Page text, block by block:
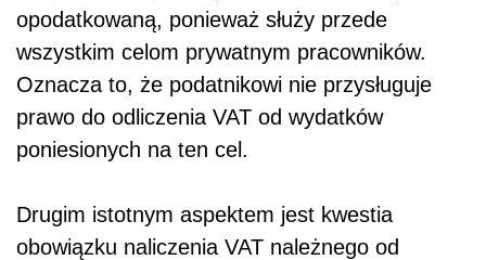
opodatkowaną, ponieważ służy przede
wszystkim celom prywatnym pracowników.
Oznacza to, że podatnikowi nie przysługuje
prawo do odliczenia VAT od wydatków
poniesionych na ten cel.
Drugim istotnym aspektem jest kwestia
obowiązku naliczenia VAT należnego od